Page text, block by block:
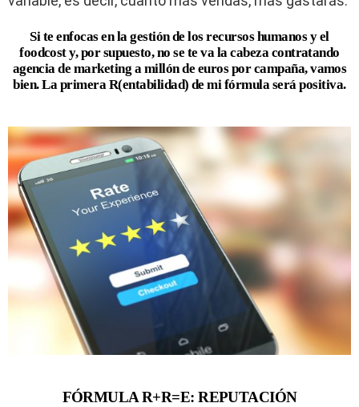
Si te enfocas en la gestión de los recursos humanos y el
foodcost y, por supuesto, no se te va la cabeza contratando
agencia de marketing a millón de euros por campaña, vamos
bien. La primera R(entabilidad) de mi fórmula será positiva.
FÓRMULA R+R=E: REPUTACIÓN